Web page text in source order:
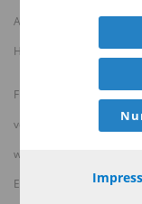
Aktiengesellschaft mit
Handelsregister
Für ​Werbezwecke.
vorherige Genehmigung
werden.
Es stellt weder ein